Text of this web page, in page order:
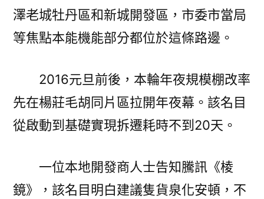
澤老城牡丹區和新城開發區，市委市當局
等焦點本能機能部分都位於這條路邊。
2016元旦前後，本輪年夜規模棚改率
先在楊莊毛胡同片區拉開年夜幕。該名目
從啟動到基礎實現拆遷耗時不到20天。
一位本地開發商人士告知騰訊《棱
鏡》，該名目明白建議隻貨泉化安頓，不